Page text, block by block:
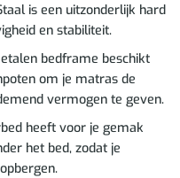
is een uitzonderlijk hard
en stabiliteit.
bedframe beschikt
om je matras de
vermogen te geven.
heeft voor je gemak
het bed, zodat je